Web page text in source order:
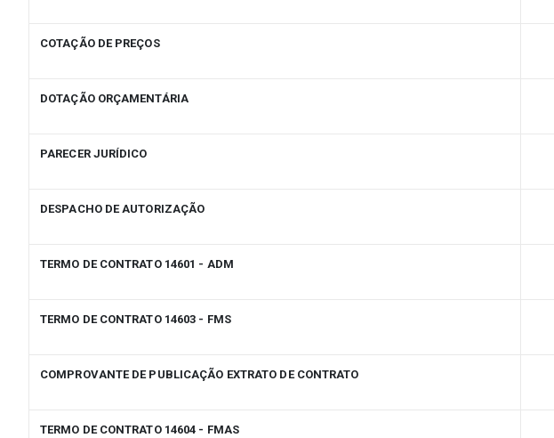
COTAÇÃO DE PREÇOS
DOTAÇÃO ORÇAMENTÁRIA
PARECER JURÍDICO
DESPACHO DE AUTORIZAÇÃO
TERMO DE CONTRATO 14601 - ADM
TERMO DE CONTRATO 14603 - FMS
COMPROVANTE DE PUBLICAÇÃO EXTRATO DE CONTRATO
TERMO DE CONTRATO 14604 - FMAS